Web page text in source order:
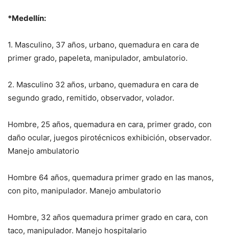
*Medellín:
1. Masculino, 37 años, urbano, quemadura en cara de
primer grado, papeleta, manipulador, ambulatorio.
2. Masculino 32 años, urbano, quemadura en cara de
segundo grado, remitido, observador, volador.
Hombre, 25 años, quemadura en cara, primer grado, con
daño ocular, juegos pirotécnicos exhibición, observador.
Manejo ambulatorio
Hombre 64 años, quemadura primer grado en las manos,
con pito, manipulador. Manejo ambulatorio
Hombre, 32 años quemadura primer grado en cara, con
taco, manipulador. Manejo hospitalario